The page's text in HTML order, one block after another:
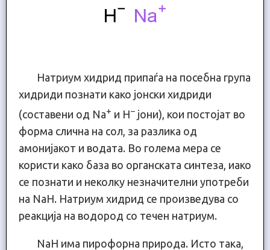
Натриум хидрид припаѓа на посебна група
хидриди познати како јонски хидриди
(составени од Na+ и H− јони), кои постојат во
форма слична на сол, за разлика од
амонијакот и водата. Во голема мера се
користи како база во органската синтеза, иако
се познати и неколку незначителни употреби
на NaH. Натриум хидрид се произведува со
реакција на водород со течен натриум.
NaH има пирофорна природа. Исто така,